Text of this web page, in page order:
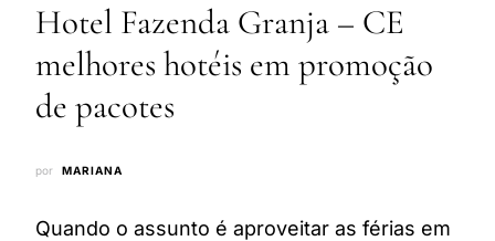
Hotel Fazenda Granja – CE
melhores hotéis em promoção
de pacotes
por MARIANA
Quando o assunto é aproveitar as férias em